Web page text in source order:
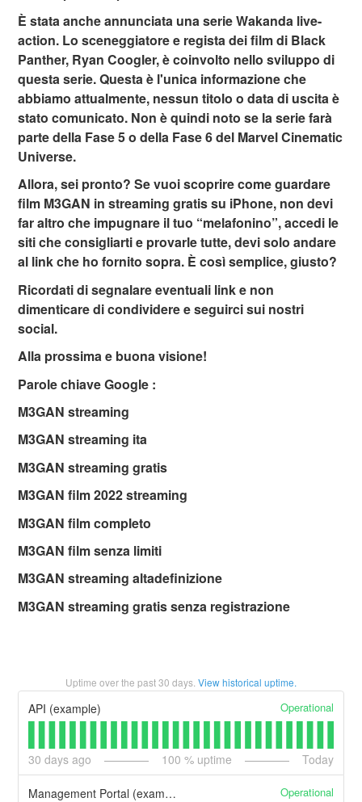
È stata anche annunciata una serie Wakanda live-
action. Lo sceneggiatore e regista dei film di Black
Panther, Ryan Coogler, è coinvolto nello sviluppo di
questa serie. Questa è l'unica informazione che
abbiamo attualmente, nessun titolo o data di uscita è
stato comunicato. Non è quindi noto se la serie farà
parte della Fase 5 o della Fase 6 del Marvel Cinematic
Universe.
Allora, sei pronto? Se vuoi scoprire come guardare
film M3GAN in streaming gratis su iPhone, non devi
far altro che impugnare il tuo “melafonino”, accedi le
siti che consigliarti e provarle tutte, devi solo andare
al link che ho fornito sopra. È così semplice, giusto?
Ricordati di segnalare eventuali link e non
dimenticare di condividere e seguirci sui nostri
social.
Alla prossima e buona visione!
Parole chiave Google :
M3GAN streaming
M3GAN streaming ita
M3GAN streaming gratis
M3GAN film 2022 streaming
M3GAN film completo
M3GAN film senza limiti
M3GAN streaming altadefinizione
M3GAN streaming gratis senza registrazione
Uptime over the past30 days. View historical uptime.
API (example) Operational
30 days ago 100 % uptime Today
Management Portal (example) Operational